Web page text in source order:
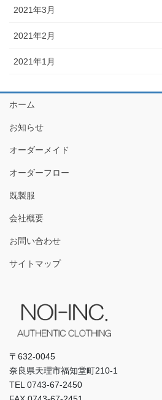
2021年3月
2021年2月
2021年1月
ホーム
お知らせ
オーダーメイド
オーダーフロー
既製服
会社概要
お問い合わせ
サイトマップ
〒632-0045
奈良県天理市福知堂町210-1
TEL 0743-67-2450